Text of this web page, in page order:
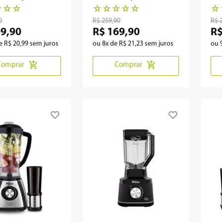
☆ ☆
,90
R$ 20,99 sem juros
PLQ04A
☆ ☆ ☆ ☆ ☆
R$ 259,90
R$ 169,90
ou 8x de R$ 21 ,23sem juros
Comprar
☆
R$
ou